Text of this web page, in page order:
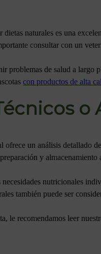
naturales es una
consultar con un
problemas de salud a largo
con productos de alta
o
un análisis detallado
y almacenamiento
nutricionales
también puede ser
le recomendamos leer